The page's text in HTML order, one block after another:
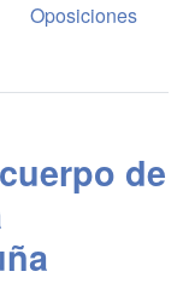
Oposiciones
de